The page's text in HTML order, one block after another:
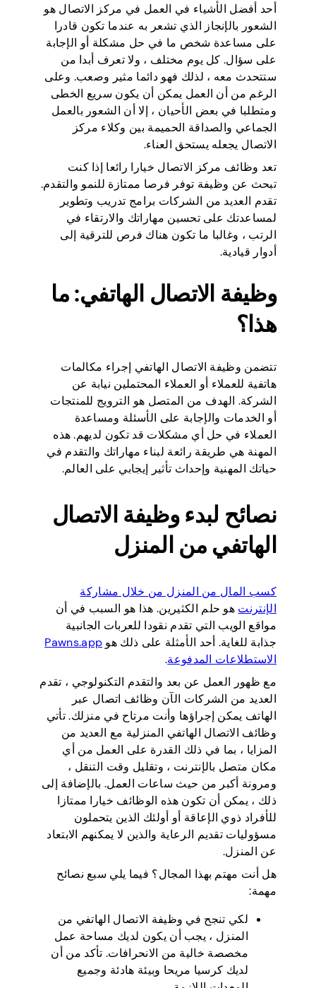
أحد أفضل الأشياء في العمل في مركز الاتصال هو
الشعور بالإنجاز الذي تشعر به عندما تكون قادرا
على مساعدة شخص ما في حل مشكلة أو الإجابة
على سؤال. كل يوم مختلف ، ولا تعرف أبدا من
ستتحدث معه ، لذلك فهو دائما مثير وصعب. وعلى
الرغم من أن العمل يمكن أن يكون سريع الخطى
ومتطلبا في بعض الأحيان ، إلا أن الشعور بالعمل
الجماعي والصداقة الحميمة بين وكلاء مركز
الاتصال يجعله يستحق العناء.
تعد وظائف مركز الاتصال خيارا رائعا إذا كنت
تبحث عن وظيفة توفر فرصا ممتازة للنمو والتقدم.
تقدم العديد من الشركات برامج تدريب وتطوير
لمساعدتك على تحسين مهاراتك والارتقاء في
الرتب ، وغالبا ما تكون هناك فرص للترقية إلى
أدوار قيادية.
وظيفة الاتصال الهاتفي: ما
هذا؟
تتضمن وظيفة الاتصال الهاتفي إجراء مكالمات
هاتفية للعملاء أو العملاء المحتملين نيابة عن
الشركة. الهدف من المتصل هو الترويج للمنتجات
أو الخدمات والإجابة على الأسئلة ومساعدة
العملاء في حل أي مشكلات قد تكون لديهم. هذه
المهنة هي طريقة رائعة لبناء مهاراتك والتقدم في
حياتك المهنية وإحداث تأثير إيجابي على العالم.
نصائح لبدء وظيفة الاتصال
الهاتفي من المنزل
كسب المال من المنزل من خلال مشاركة
الإنترنت هو حلم الكثيرين. هذا هو السبب في أن
مواقع الويب التي تقدم نقودا للعربات الجانبية
جذابة للغاية. أحد الأمثلة على ذلك هو Pawns.app
الاستطلاعات المدفوعة.
مع ظهور العمل عن بعد والتقدم التكنولوجي ، تقدم
العديد من الشركات الآن وظائف اتصال عبر
الهاتف يمكن إجراؤها وأنت مرتاح في منزلك. تأتي
وظائف الاتصال الهاتفي المنزلية مع العديد من
المزايا ، بما في ذلك القدرة على العمل من أي
مكان متصل بالإنترنت ، وتقليل وقت التنقل ،
ومرونة أكبر من حيث ساعات العمل. بالإضافة إلى
ذلك ، يمكن أن تكون هذه الوظائف خيارا ممتازا
للأفراد ذوي الإعاقة أو أولئك الذين يتحملون
مسؤوليات تقديم الرعاية والذين لا يمكنهم الابتعاد
عن المنزل.
هل أنت مهتم بهذا المجال؟ فيما يلي سبع نصائح
مهمة:
لكي تنجح في وظيفة الاتصال الهاتفي من
المنزل ، يجب أن يكون لديك مساحة عمل
مخصصة خالية من الانحرافات. تأكد من أن
لديك كرسيا مريحا وبيئة هادئة وجميع